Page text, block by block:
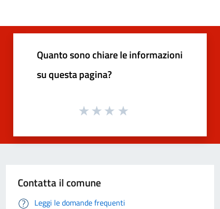
Quanto sono chiare le informazioni
su questa pagina?
Contatta il comune
Leggi le domande frequenti